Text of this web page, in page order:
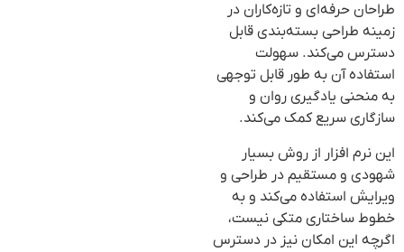
طراحان حرفه‌ای و تازه‌کاران در
زمینه طراحی بسته‌بندی قابل
دسترس می‌کند. سهولت
استفاده آن به طور قابل توجهی
به منحنی یادگیری روان و
سازگاری سریع کمک می‌کند.
این نرم افزار از روش بسیار
شهودی و مستقیم در طراحی و
ویرایش استفاده می‌کند و به
خطوط ساختاری متکی نیست،
اگرچه این امکان نیز در دسترس